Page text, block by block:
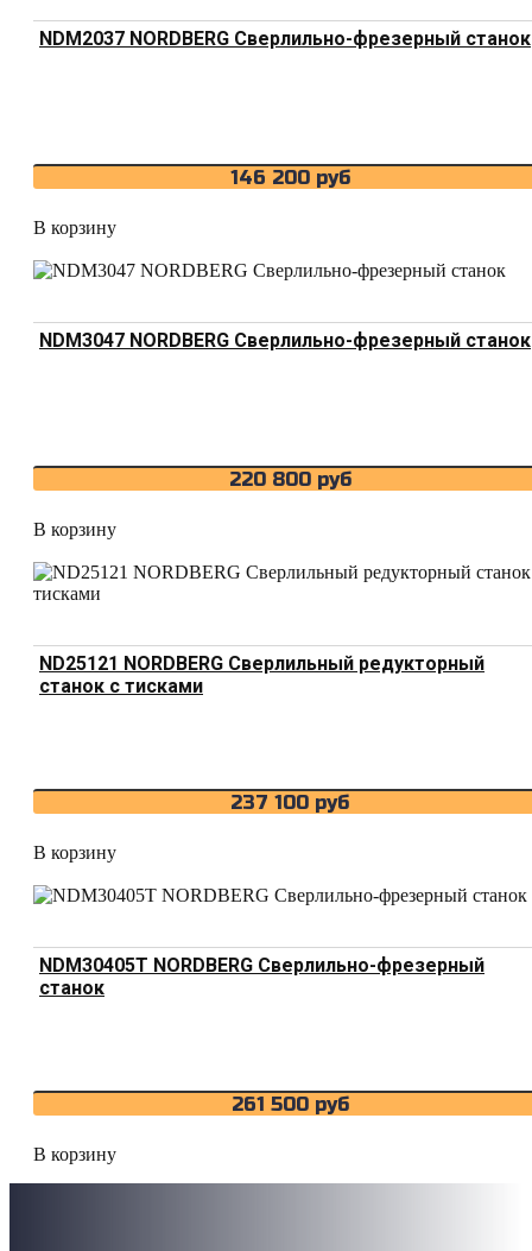
NDM2037 NORDBERG Сверлильно-фрезерный станок
146 200 руб
В корзину
NDM3047 NORDBERG Сверлильно-фрезерный станок
220 800 руб
В корзину
ND25121 NORDBERG Сверлильный редукторный
станок с тисками
237 100 руб
В корзину
NDM30405T NORDBERG Сверлильно-фрезерный
станок
261 500 руб
В корзину